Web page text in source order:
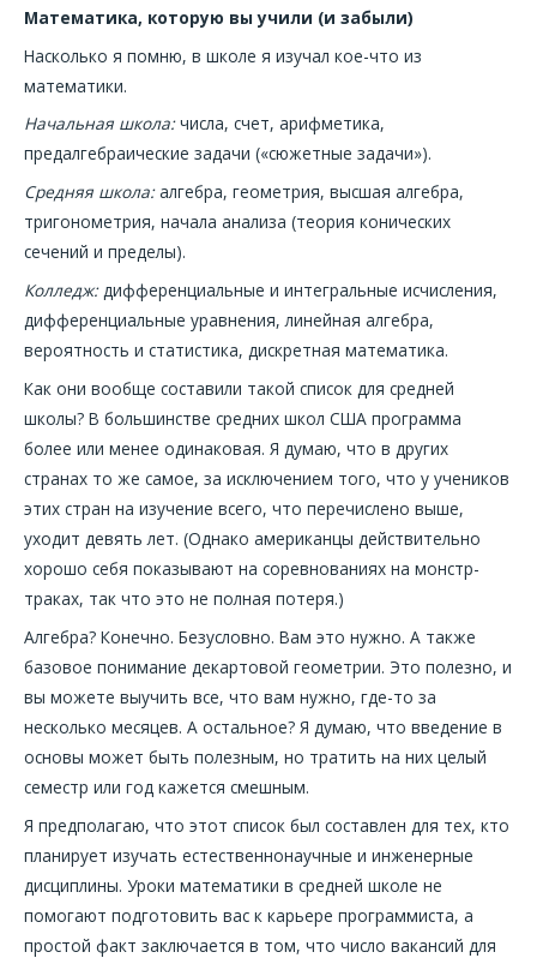
Математика, которую вы учили (и забыли)
Насколько я помню, в школе я изучал кое-что из
математики.
Начальная школа:числа, счет, арифметика,
предалгебраические задачи («сюжетные задачи»).
Средняя школа:алгебра, геометрия, высшая алгебра,
тригонометрия, начала анализа (теория конических
сечений и пределы).
Колледж:дифференциальные и интегральные исчисления,
дифференциальные уравнения, линейная алгебра,
вероятность и статистика, дискретная математика.
Как они вообще составили такой список для средней
школы? В большинстве средних школ США программа
более или менее одинаковая. Я думаю, что в других
странах то же самое, за исключением того, что у учеников
этих стран на изучение всего, что перечислено выше,
уходит девять лет. (Однако американцы действительно
хорошо себя показывают на соревнованиях на монстр-
траках, так что это не полная потеря.)
Алгебра? Конечно. Безусловно. Вам это нужно. А также
базовое понимание декартовой геометрии. Это полезно, и
вы можете выучить все, что вам нужно, где-то за
несколько месяцев. А остальное? Я думаю, что введение в
основы может быть полезным, но тратить на них целый
семестр или год кажется смешным.
Я предполагаю, что этот список был составлен для тех, кто
планирует изучать естественнонаучные и инженерные
дисциплины. Уроки математики в средней школе не
помогают подготовить вас к карьере программиста, а
простой факт заключается в том, что число вакансий для